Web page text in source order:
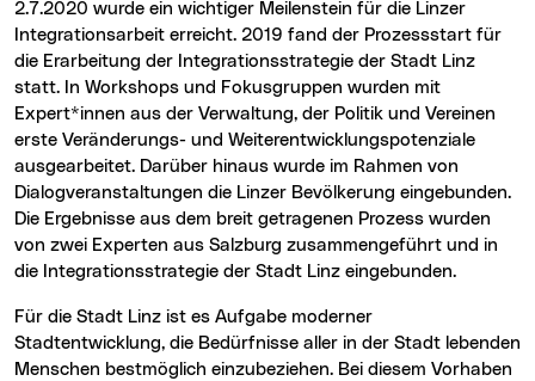
2.7.2020 wurde ein wichtiger Meilenstein für die Linzer
Integrationsarbeit erreicht. 2019 fand der Prozessstart für
die Erarbeitung der Integrationsstrategie der Stadt Linz
statt. In Workshops und Fokusgruppen wurden mit
Expert*innen aus der Verwaltung, der Politik und Vereinen
erste Veränderungs- und Weiterentwicklungspotenziale
ausgearbeitet. Darüber hinaus wurde im Rahmen von
Dialogveranstaltungen die Linzer Bevölkerung eingebunden.
Die Ergebnisse aus dem breit getragenen Prozess wurden
von zwei Experten aus Salzburg zusammengeführt und in
die Integrationsstrategie der Stadt Linz eingebunden.
Für die Stadt Linz ist es Aufgabe moderner
Stadtentwicklung, die Bedürfnisse aller in der Stadt lebenden
Menschen bestmöglich einzubeziehen. Bei diesem Vorhaben